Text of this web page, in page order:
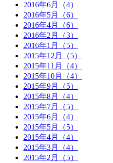
2016年6月（4）
2016年5月（6）
2016年4月（6）
2016年2月（3）
2016年1月（5）
2015年12月（5）
2015年11月（4）
2015年10月（4）
2015年9月（5）
2015年8月（4）
2015年7月（5）
2015年6月（4）
2015年5月（5）
2015年4月（4）
2015年3月（4）
2015年2月（5）